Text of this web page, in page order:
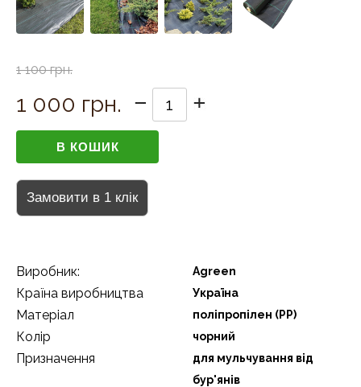
1 100 грн.
1 000 грн.
Виробник: Agreen
Країна виробництва Україна
Матеріал поліпропілен (РР)
Колір чорний
Призначення
для мульчування від
бур'янів